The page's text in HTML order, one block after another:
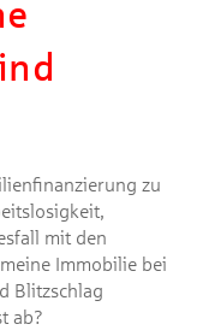
zu
mit den
Immobilie bei
Blitzschlag
ab?